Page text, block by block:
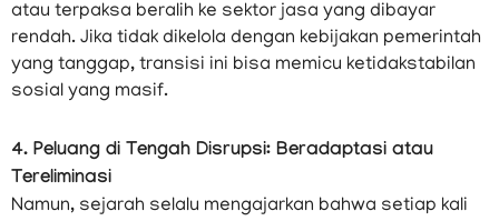
atau terpaksa beralih ke sektor jasa yang dibayar
rendah. Jika tidak dikelola dengan kebijakan pemerintah
yang tanggap, transisi ini bisa memicu ketidakstabilan
sosial yang masif.
4. Peluang di Tengah Disrupsi: Beradaptasi atau
Tereliminasi
Namun, sejarah selalu mengajarkan bahwa setiap kali